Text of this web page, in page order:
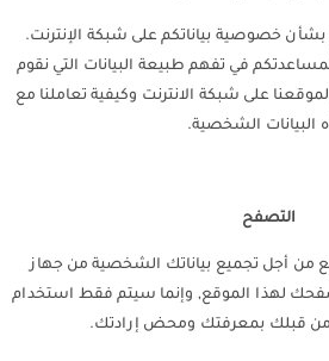
خصوصية بياناتكم على شبكة الإنترنت.
في تفهم طبيعة البيانات التي نقوم
على شبكة الانترنت وكيفية تعاملنا مع
البيانات الشخصية.
التصفح
من أجل تجميع بياناتك الشخصية من جهاز
لهذا الموقع, وإنما سيتم فقط استخدام
من قبلك بمعرفتك ومحض إرادتك.